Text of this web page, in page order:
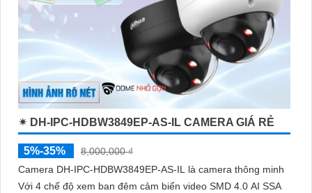
✴ DH-IPC-HDBW3849EP-AS-IL CAMERA GIÁ RẺ
5%-35%
8,000,000 ₫
Camera DH-IPC-HDBW3849EP-AS-IL là camera thông minh
Với 4 chế độ xem ban đêm cảm biến video SMD 4.0 AI SSA